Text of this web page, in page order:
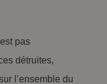
pas
détruites,
l’ensemble du